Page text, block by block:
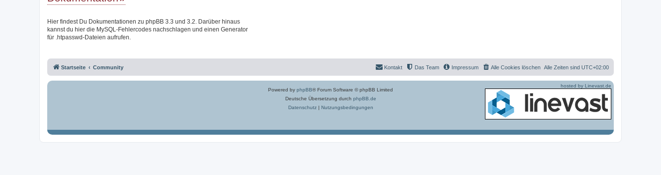
Hier findest Du Dokumentationen zu phpBB 3.3 und 3.2. Darüber hinaus
kannst du hier die MySQL-Fehlercodes nachschlagen und einen Generator
für .htpasswd-Dateien aufrufen.
Startseite Community Alle Zeiten sind UTC+02:00
Alle Cookies löschen
Impressum
Das Team
Kontakt
Powered by phpBB® Forum Software © phpBB Limited
Deutsche Übersetzung durch phpBB.de
Datenschutz| Nutzungsbedingungen
hosted by Linevast.de